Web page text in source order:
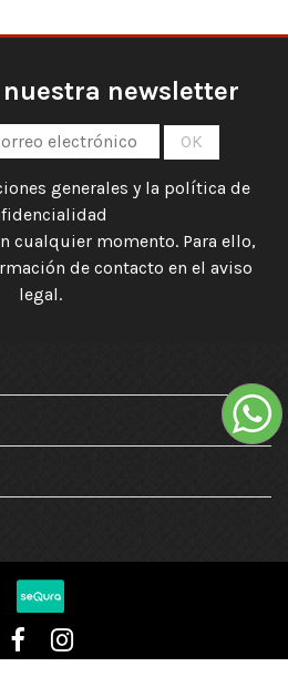
newsletter
generales y la política de
cualquier momento. Para ello,
de contacto en el aviso
legal.